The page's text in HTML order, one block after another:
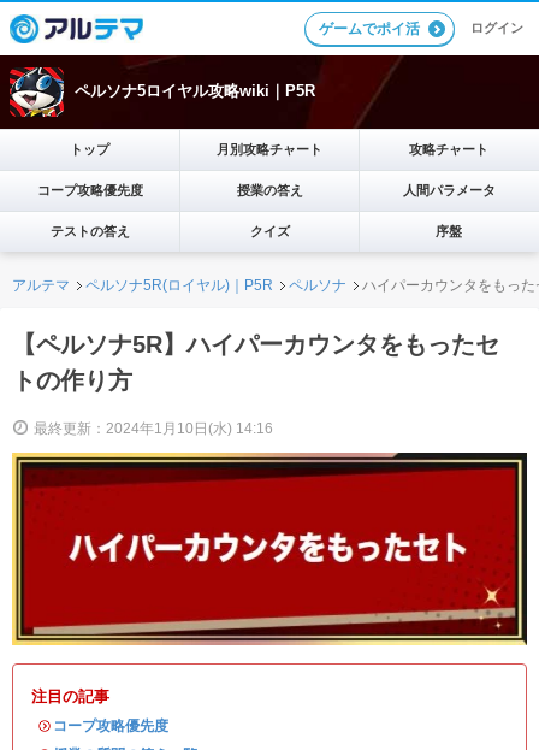
ゲームでポイ活 ログイン
ペルソナ5ロイヤル攻略wiki｜P5R
トップ 月別攻略チャート 攻略チャート
コープ攻略優先度 授業の答え 人間パラメータ
テストの答え クイズ 序盤
アルテマ ペルソナ5R(ロイヤル)｜P5R ペルソナ ハイパーカウンタをもっ
【ペルソナ5R】ハイパーカウンタをもったセ
トの作り方
最終更新：2024年1月10日(水) 14:16
注目の記事
・ コープ攻略優先度